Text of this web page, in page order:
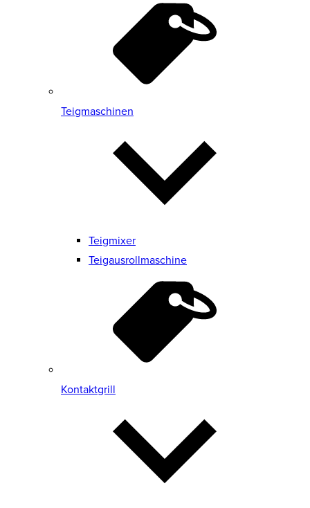
Teigmaschinen
Teigmixer
Teigausrollmaschine
Kontaktgrill